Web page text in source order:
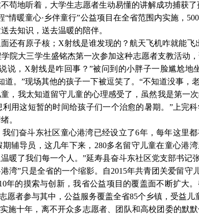
苟地听着，大学生志愿者生动易懂的讲解成功捕获了
“情暖童心·乡伴童行”公益项目在全省范围内实施，
去知识，送去温暖的陪伴。
还有原子核；X射线是谁发现的？航天飞机咋就能飞
院大三学生盛铭杰第一次参加这种志愿者支教活动
说，X射线是咋回事？”被问到的小胖子一脸尴尬地
道。”现场其他的孩子一下被逗笑了。“不知道没事，
，我太知道留守儿童的心理感受了，虽然我是第一
用这短暂的时间给孩子们一个治愈的暑期。”上完
。
们奋斗东社区童心港湾已经设立了6年，每年这里
辅导员，这几年下来，280多名留守儿童在童心港
暖了我们每一个人。”延寿县奋斗东社区党支部书记
湾”只是全省的一个缩影。自2015年共青团关爱留守
年的摸索与创新，我省公益项目的覆盖面不断扩大
愿者参与其中，公益服务覆盖全省85个乡镇，受益儿
施十年，离不开众多志愿者、团队和高校团委的默